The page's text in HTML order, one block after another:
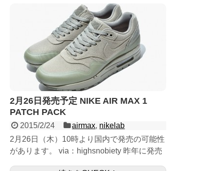
2月26日発売予定 NIKE AIR MAX 1
PATCH PACK
2015/2/24 airmax, nikelab
2月26日（木）10時より国内で発売の可能性
があります。 via：highsnobiety 昨年に発売